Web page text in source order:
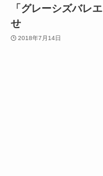
「グレーシズバレ
せ
2018年7月14日